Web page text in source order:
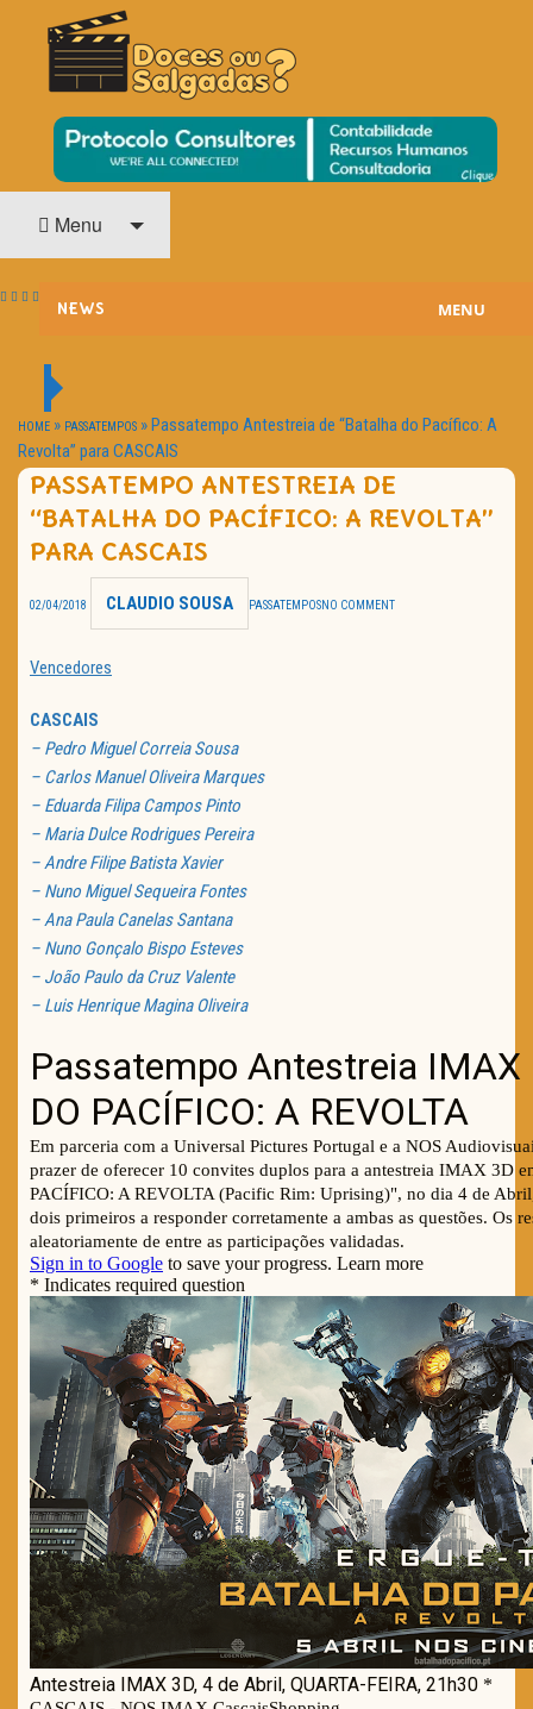
DOCES OU SALGADAS?
O Cinema? Uma Paixão!!
Menu
NEWS
HOME CINEMA
NOTA PESSOAL
MENU
HOME » PASSATEMPOS »Passatempo Antestreia de “Batalha do Pacífico: A
Revolta” para CASCAIS
PASSATEMPO ANTESTREIA DE
“BATALHA DO PACÍFICO: A REVOLTA”
PARA CASCAIS
02/04/2018 CLAUDIO SOUSA PASSATEMPOSNO COMMENT
Vencedores
CASCAIS
– Pedro Miguel Correia Sousa
– Carlos Manuel Oliveira Marques
– Eduarda Filipa Campos Pinto
– Maria Dulce Rodrigues Pereira
– Andre Filipe Batista Xavier
– Nuno Miguel Sequeira Fontes
– Ana Paula Canelas Santana
– Nuno Gonçalo Bispo Esteves
– João Paulo da Cruz Valente
– Luis Henrique Magina Oliveira